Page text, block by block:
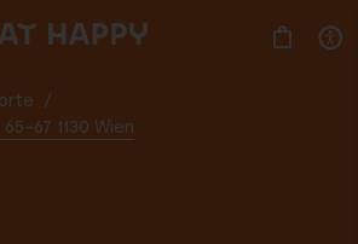
/
67 1130 Wien